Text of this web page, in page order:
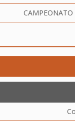
CAMPEONATO